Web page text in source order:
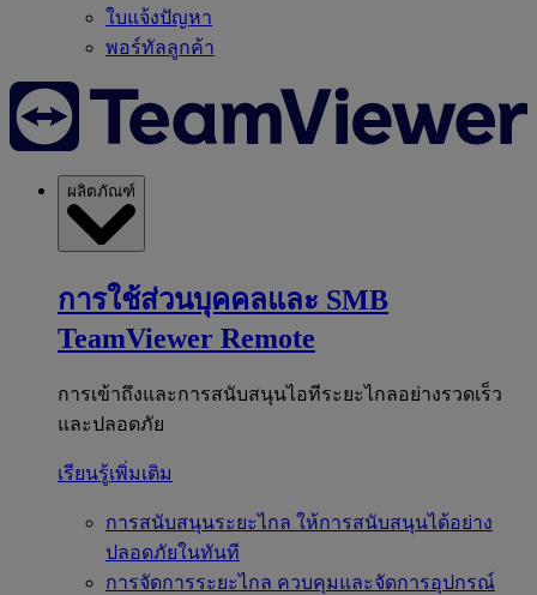
ใบแจ้งปัญหา
พอร์ทัลลูกค้า
ผลิตภัณฑ์
การใช้ส่วนบุคคลและ SMB
TeamViewer Remote
การเข้าถึงและการสนับสนุนไอทีระยะไกลอย่างรวดเร็ว
และปลอดภัย
เรียนรู้เพิ่มเติม
การสนับสนุนระยะไกล ให้การสนับสนุนได้อย่าง
ปลอดภัยในทันที
การจัดการระยะไกล ควบคุมและจัดการอุปกรณ์